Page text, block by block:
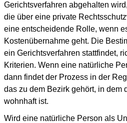
Gerichtsverfahren abgehalten
die über eine private
eine entscheidende Rolle, wenn
Kostenübernahme geht. Die
ein Gerichtsverfahren stattfindet,
Kriterien. Wenn eine natürliche
dann findet der Prozess in der
das zu dem Bezirk gehört, in dem
wohnhaft ist.
Wird eine natürliche Person als